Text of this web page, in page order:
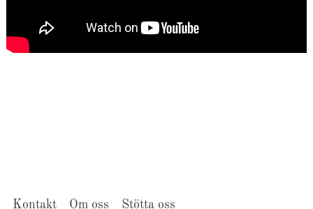
Kontakt Om oss Stötta oss